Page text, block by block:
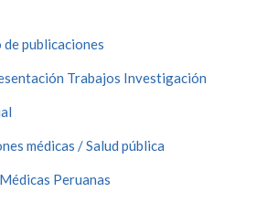
publicaciones
Trabajos Investigación
médicas / Salud pública
Peruanas